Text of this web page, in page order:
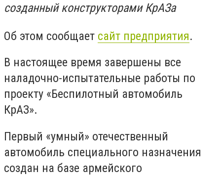
созданный конструкторами КрАЗа
Об этом сообщает сайт предприятия.
В настоящее время завершены все
наладочно-испытательные работы по
проекту «Беспилотный автомобиль
КрАЗ».
Первый «умный» отечественный
автомобиль специального назначения
создан на базе армейского